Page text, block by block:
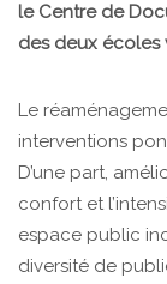
le Centre de
des deux écoles
Le
interventions
D’une part,
confort et
espace public
diversité de